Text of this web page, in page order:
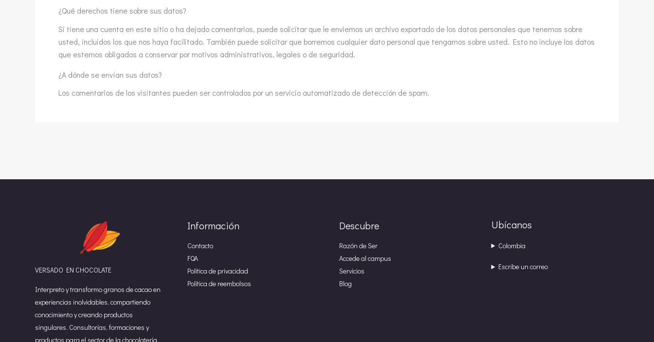
¿Qué derechos tiene sobre sus datos?
Si tiene una cuenta en este sitio o ha dejado comentarios, puede solicitar que le enviemos un archivo exportado de los datos personales que tenemos sobre
usted, incluidos los que nos haya facilitado. También puede solicitar que borremos cualquier dato personal que tengamos sobre usted. Esto no incluye los datos
que estemos obligados a conservar por motivos administrativos, legales o de seguridad.
¿A dónde se envían sus datos?
Los comentarios de los visitantes pueden ser controlados por un servicio automatizado de detección de spam.
VERSADO EN CHOCOLATE
Interpreto y transformo granos de cacao en
experiencias inolvidables, compartiendo
conocimiento y creando productos
singulares. Consultorías, formaciones y
productos para el sector de la chocolatería.
Información
Contacto
FQA
Política de privacidad
Política de reembolsos
Descubre
Razón de Ser
Accede al campus
Servicios
Blog
Ubícanos
Colombia
Escribe un correo